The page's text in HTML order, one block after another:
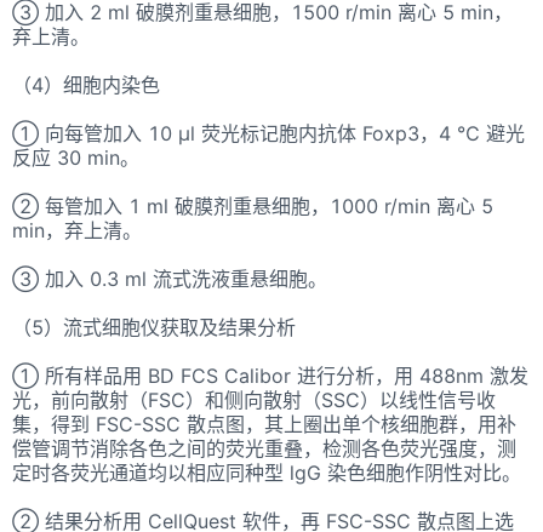
③ 加入 2 ml 破膜剂重悬细胞，1500 r/min 离心 5 min，
弃上清。
（4）细胞内染色
① 向每管加入 10 μl 荧光标记胞内抗体 Foxp3，4 ℃ 避光
反应 30 min。
② 每管加入 1 ml 破膜剂重悬细胞，1000 r/min 离心 5
min，弃上清。
③ 加入 0.3 ml 流式洗液重悬细胞。
（5）流式细胞仪获取及结果分析
① 所有样品用 BD FCS Calibor 进行分析，用 488nm 激发
光，前向散射（FSC）和侧向散射（SSC）以线性信号收
集，得到 FSC-SSC 散点图，其上圈出单个核细胞群，用补
偿管调节消除各色之间的荧光重叠，检测各色荧光强度，测
定时各荧光通道均以相应同种型 lgG 染色细胞作阴性对比。
② 结果分析用 CellQuest 软件，再 FSC-SSC 散点图上选